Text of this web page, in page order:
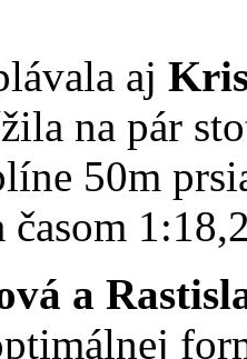
aj
na pár
50m
časom
a